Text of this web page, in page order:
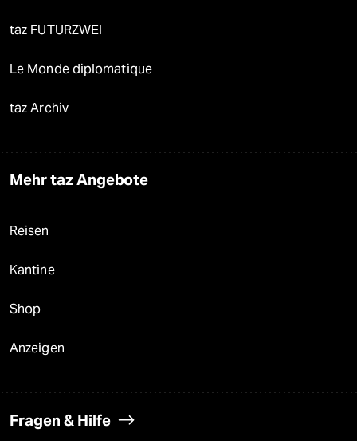
taz FUTURZWEI
Le Monde diplomatique
taz Archiv
Mehr taz Angebote
Reisen
Kantine
Shop
Anzeigen
Fragen & Hilfe